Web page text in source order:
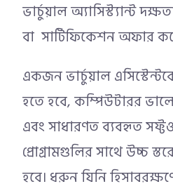
ভার্চুয়াল অ্যাসিস্ট্যান্ট
বা সার্টিফিকেশন অফার
একজন ভার্চুয়াল
হতে হবে, কম্পিউটারর
এবং সাধারণত ব্যবহৃত
প্রোগ্রামগুলির সাথে উচ্চ
হবে। ধরুন যিনি